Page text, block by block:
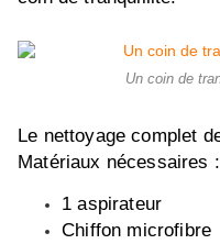
Un coin de
Le nettoyage complet
Matériaux nécessaires :
1 aspirateur
Chiffon microfibre